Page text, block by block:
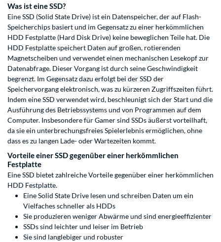
Was ist eine SSD?
Eine SSD (Solid State Drive) ist ein Datenspeicher, der auf Flash-
Speicherchips basiert und im Gegensatz zu einer herkömmlichen
HDD Festplatte (Hard Disk Drive) keine beweglichen Teile hat. Die
HDD Festplatte speichert Daten auf großen, rotierenden
Magnetscheiben und verwendet einen mechanischen Lesekopf zur
Datenabfrage. Dieser Vorgang ist durch seine Geschwindigkeit
begrenzt. Im Gegensatz dazu erfolgt bei der SSD der
Speichervorgang elektronisch, was zu kürzeren Zugriffszeiten führt.
Indem eine SSD verwendet wird, beschleunigt sich der Start und die
Ausführung des Betriebssystems und von Programmen auf dem
Computer. Insbesondere für Gamer sind SSDs äußerst vorteilhaft,
da sie ein unterbrechungsfreies Spielerlebnis ermöglichen, ohne
dass es zu langen Lade- oder Wartezeiten kommt.
Vorteile einer SSD gegenüber einer herkömmlichen
Festplatte
Eine SSD bietet zahlreiche Vorteile gegenüber einer herkömmlichen
HDD Festplatte.
Eine Solid State Drive lesen und schreiben Daten um ein
Vielfaches schneller als HDDs
Sie produzieren weniger Abwärme und sind energieeffizienter
SSDs sind leichter und leiser im Betrieb
Sie sind langlebiger und robuster